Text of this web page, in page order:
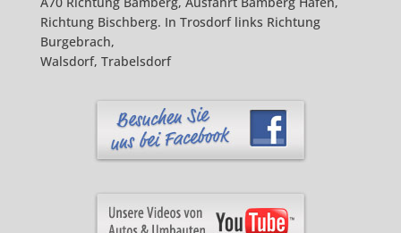
Richtung Bischberg. In Trosdorf links Richtung
Burgebrach,
Walsdorf, Trabelsdorf